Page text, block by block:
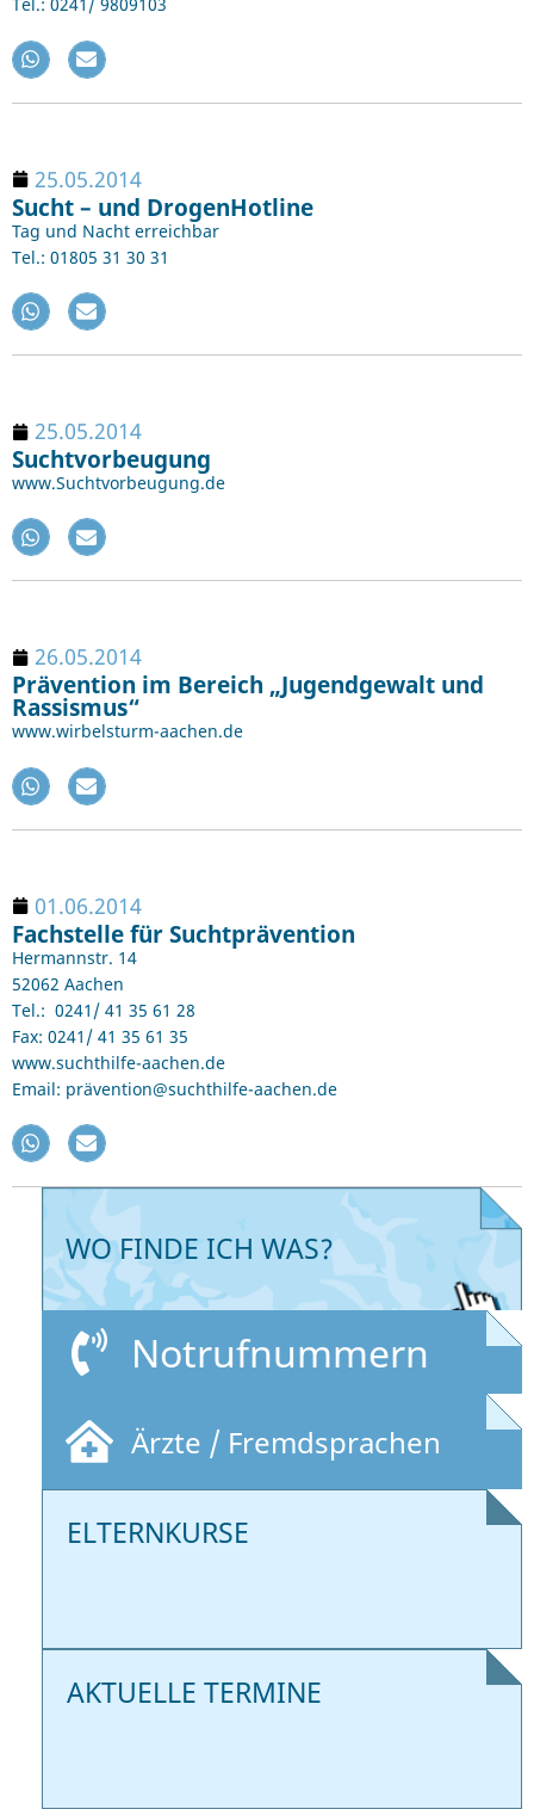
Tel.: 0241/ 9809103
25.05.2014
Sucht – und DrogenHotline
Tag und Nacht erreichbar
Tel.: 01805 31 30 31
25.05.2014
Suchtvorbeugung
www.Suchtvorbeugung.de
26.05.2014
Prävention im Bereich „Jugendgewalt und
Rassismus“
www.wirbelsturm-aachen.de
01.06.2014
Fachstelle für Suchtprävention
Hermannstr. 14
52062 Aachen
Tel.: 0241/ 41 35 61 28
Fax: 0241/ 41 35 61 35
www.suchthilfe-aachen.de
Email: prävention@suchthilfe-aachen.de
WO FINDE ICH WAS?
Notrufnummern
Ärzte / Fremdsprachen
ELTERNKURSE
AKTUELLE TERMINE